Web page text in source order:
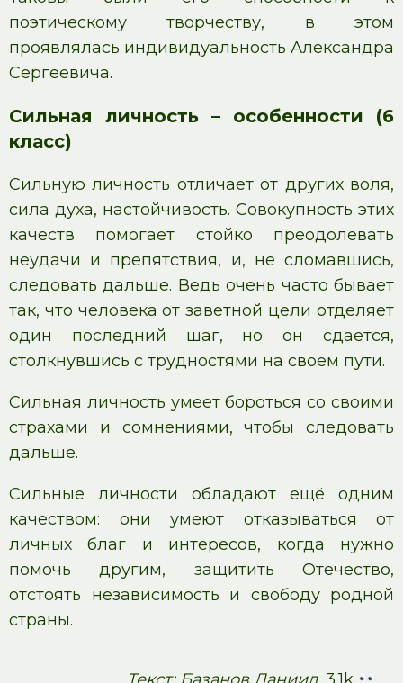
поэтическому творчеству, в этом
проявлялась индивидуальность Александра
Сергеевича.
Сильная личность – особенности (6
класс)
Сильную личность отличает от других воля,
сила духа, настойчивость. Совокупность этих
качеств помогает стойко преодолевать
неудачи и препятствия, и, не сломавшись,
следовать дальше. Ведь очень часто бывает
так, что человека от заветной цели отделяет
один последний шаг, но он сдается,
столкнувшись с трудностями на своем пути.
Сильная личность умеет бороться со своими
страхами и сомнениями, чтобы следовать
дальше.
Сильные личности обладают ещё одним
качеством: они умеют отказываться от
личных благ и интересов, когда нужно
помочь другим, защитить Отечество,
отстоять независимость и свободу родной
страны.